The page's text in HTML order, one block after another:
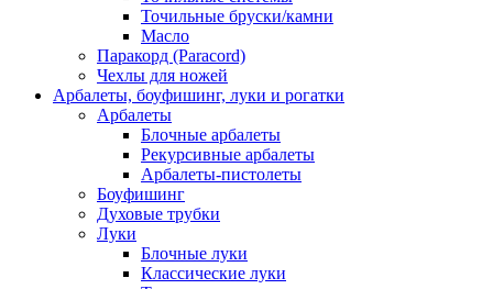
Точильные бруски/камни
Масло
Паракорд (Paracord)
Чехлы для ножей
Арбалеты, боуфишинг, луки и рогатки
Арбалеты
Блочные арбалеты
Рекурсивные арбалеты
Арбалеты-пистолеты
Боуфишинг
Духовые трубки
Луки
Блочные луки
Классические луки